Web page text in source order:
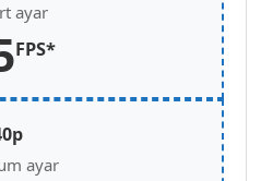
ayar
FPS*
ayar